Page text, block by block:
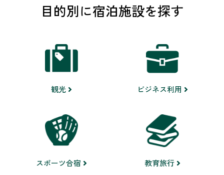
目的別に宿泊施設を探す
観光 ビジネス利用
スポーツ合宿 教育旅行